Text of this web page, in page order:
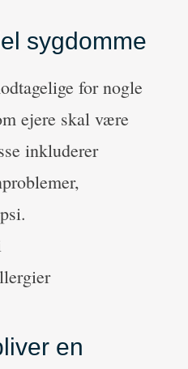
sygdomme
for nogle
ejere skal være
inkluderer
en